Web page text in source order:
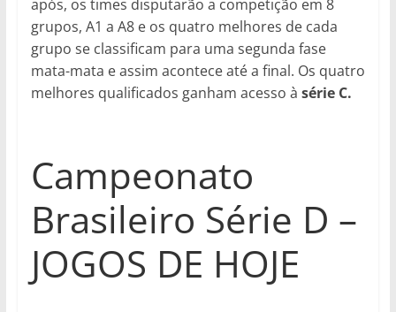
após, os times disputarão a competição em 8
grupos, A1 a A8 e os quatro melhores de cada
grupo se classificam para uma segunda fase
mata-mata e assim acontece até a final. Os quatro
melhores qualificados ganham acesso à série C.
Campeonato
Brasileiro Série D –
JOGOS DE HOJE